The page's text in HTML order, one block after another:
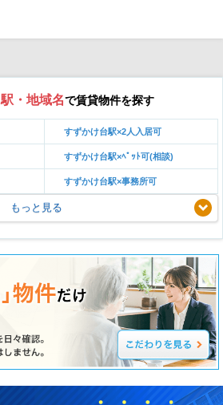
駅・地域名で賃貸物件を探す
すずかけ台駅×2人入居可
すずかけ台駅×ﾍﾟｯﾄ可(相談)
すずかけ台駅×事務所可
もっと見る